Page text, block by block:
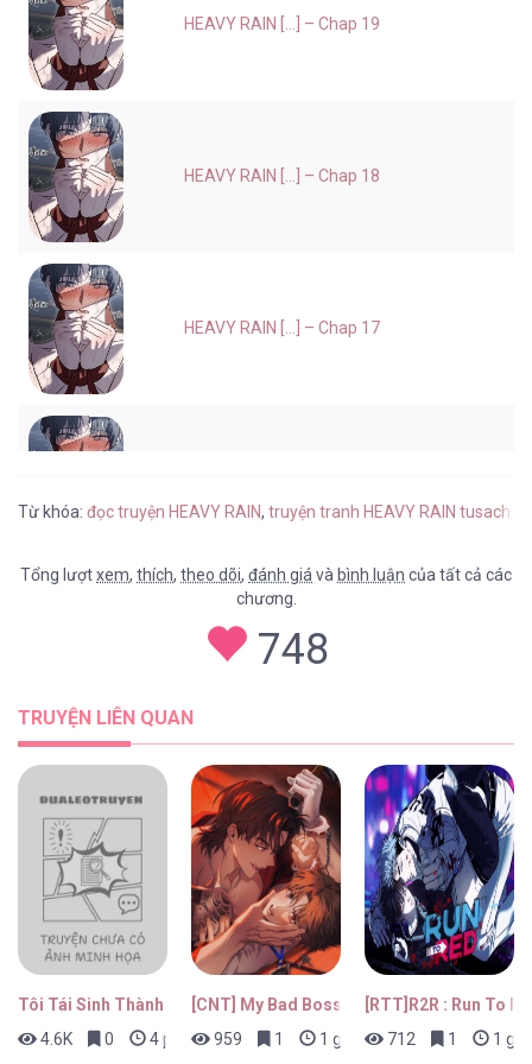
HEAVY RAIN [...] – Chap 19
HEAVY RAIN [...] – Chap 18
HEAVY RAIN [...] – Chap 17
HEAVY RAIN [...] – Chap 15
HEAVY RAIN [...] – Chap 14
HEAVY RAIN [...] – Chap 13
Từ khóa: đọc truyện HEAVY RAIN, truyện tranh HEAVY RAIN
Tổng lượtxem, thích, theo dõi, đánh giá và bình luận của tất cả các
chương.
748
TRUYỆN LIÊN QUAN
Tôi Tái Sinh Thành Tiểu Ác Long Của Hoàng Tử Điện Hạ
4.6K
0 4 phút trước
[CNT] My Bad Boss
959
1 1 giờ trước
[RTT]R2R : Run To
712
1 1